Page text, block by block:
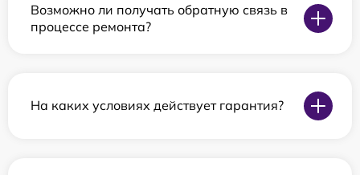
Возможно ли получать обратную связь в
процессе ремонта?
На каких условиях действует гарантия?